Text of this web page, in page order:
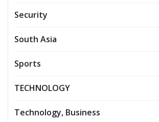
Security
South Asia
Sports
TECHNOLOGY
Technology, Business